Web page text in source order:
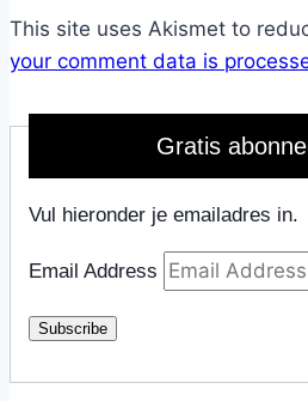
This site uses Akismet to
your comment data is
Gratis
Vul hieronder je emailadres in.
Email Address
Subscribe